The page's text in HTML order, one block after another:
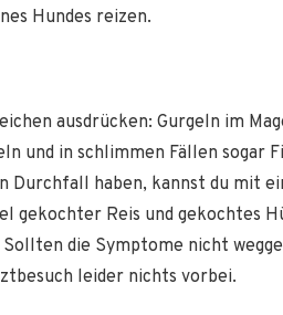
Hundes reizen.
ausdrücken: Gurgeln im
und in schlimmen Fällen sogar
Durchfall haben, kannst du mit
gekochter Reis und gekochtes
die Symptome nicht
leider nichts vorbei.